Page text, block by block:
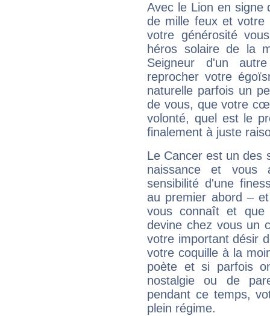
Avec le Lion en signe
de mille feux et votre
votre générosité
héros solaire de la
Seigneur d'un
reprocher votre
naturelle parfois un
de vous, que votre
volonté, quel est le
finalement à juste
Le Cancer est un des
naissance et vous
sensibilité d'une
au premier abord –
vous connaît et
devine chez vous un
votre important désir
votre coquille à la
poète et si parfois
nostalgie ou de
pendant ce temps,
plein régime.